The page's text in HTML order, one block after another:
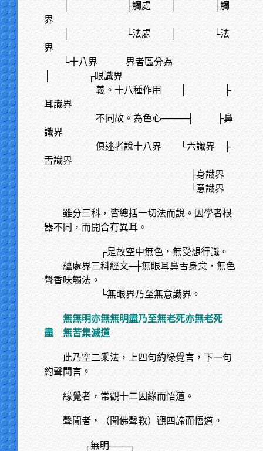
├觸處 │ ├觸
界
│
└法處 │ └法
界
└十八界 界者區分為
│ ┌眼識界
義。十八種作用 │ ├
耳識界
不同故。為色心────┤ ├鼻
識界
俱迷者說十八界 └六識界 ├
舌識界
├身識界
└意識界
雖分三科，皆總括一切法而說。因學者根
器不同，而開合有異耳。
┌是故空中無色，無受想行識。
蘊處界三科經文─┼無眼耳鼻舌身意，無色
聲香味觸法。
└無眼界乃至無意識界。
無無明亦無無明盡乃至無老死亦無老死
盡 無苦集滅道
此乃空二乘法，上四句約緣覺言，下一句
約聲聞言。
緣覺者，常觀十二因緣而悟道。
聲聞者，（聞佛聲教）觀四諦而悟道。
┌無明───┐